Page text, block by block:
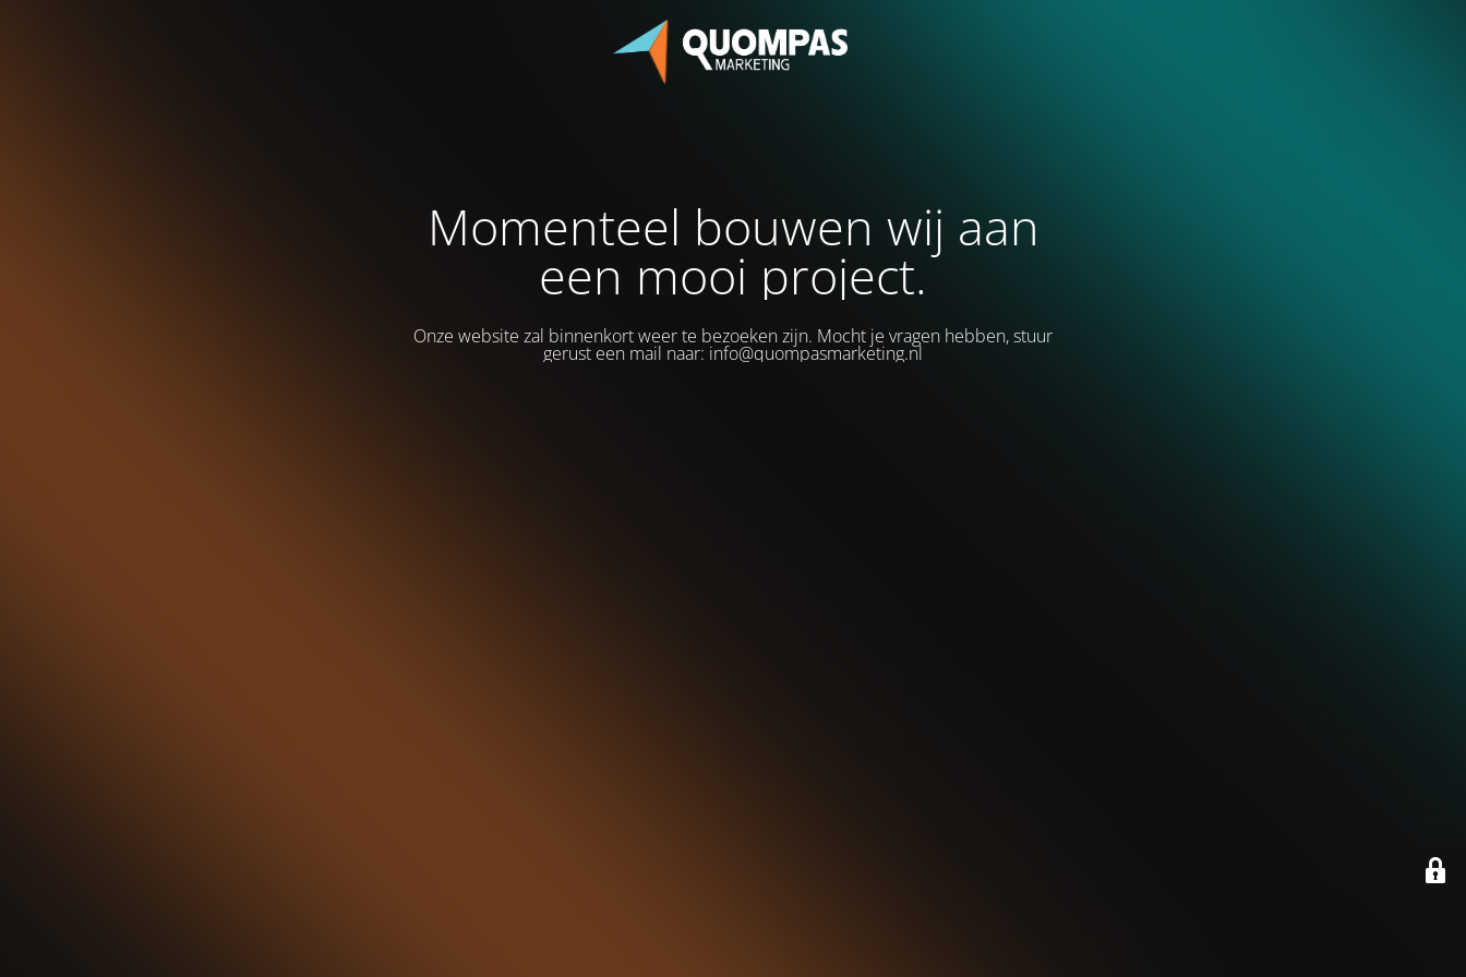
Momenteel bouwen wij aan
een mooi project.
Onze website zal binnenkort weer te bezoeken zijn. Mocht je vragen hebben, stuur
gerust een mail naar: info@quompasmarketing.nl